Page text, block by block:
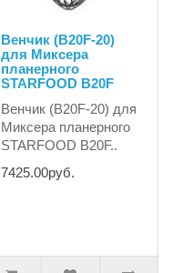
Венчик (B20F-20)
для Миксера
планерного
STARFOOD B20F
Венчик (B20F-20) для
Миксера планерного
STARFOOD B20F..
7425.00руб.